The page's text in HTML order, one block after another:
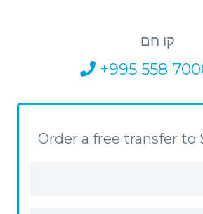
קו חם
+995 558
Order a free transfer to